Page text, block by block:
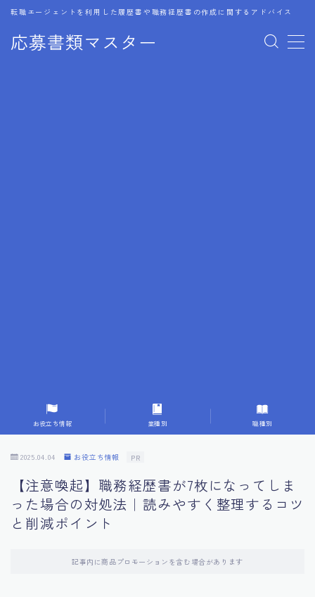
応募書類マスター
転職エージェントを利用した履歴書や職務経歴書の作成に関するアドバイス
MENU
9.転職成功者の事例分析とアドバイス
10.面接官に好印象を与える方法
11.キャリアアップを目指す人の応募書類
12.エージェントから有益情報を得るコツ
お役立ち情報 業種別 職種別
2025.04.04 お役立ち情報 PR
【注意喚起】職務経歴書が7枚になってしま
った場合の対処法｜読みやすく整理するコツ
と削減ポイント
記事内に商品プロモーションを含む場合があります